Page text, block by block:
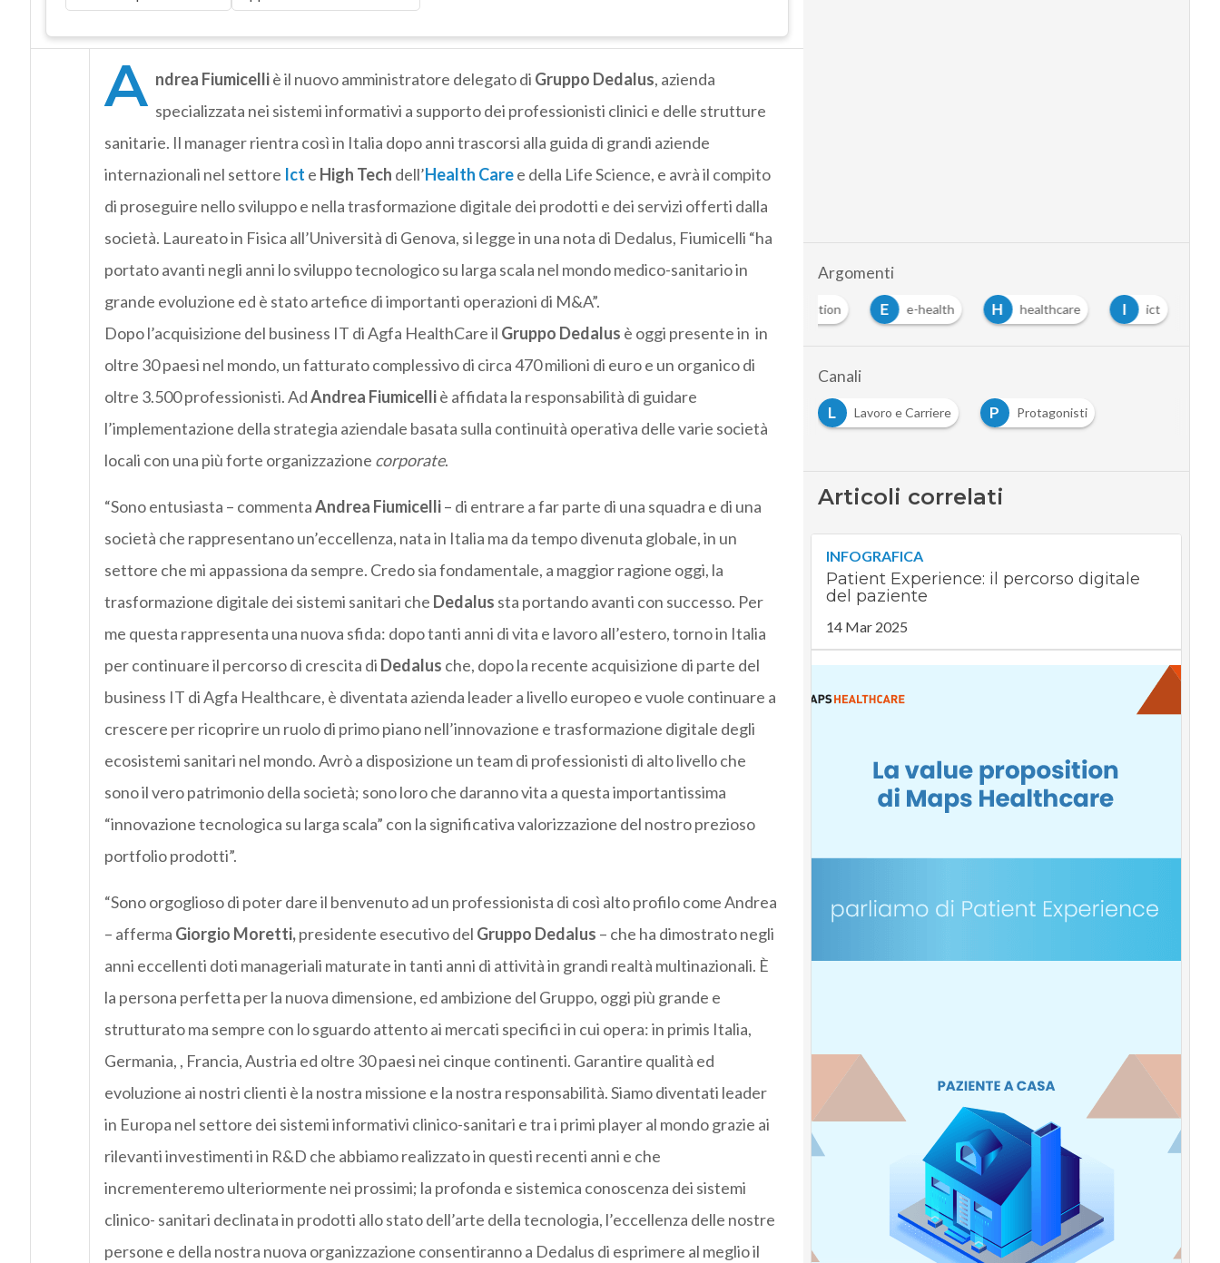
A ndrea Fiumicelliè il nuovo amministratore delegato di Gruppo Dedalus, azienda
specializzata nei sistemi informativi a supporto dei professionisti clinici e delle strutture
sanitarie. Il manager rientra così in Italia dopo anni trascorsi alla guida di grandi aziende
internazionali nel settore Ict e High Tech dell’Health Care e della Life Science, e avrà il compito
di proseguire nello sviluppo e nella trasformazione digitale dei prodotti e dei servizi offerti dalla
società. Laureato in Fisica all’Università di Genova, si legge in una nota di Dedalus, Fiumicelli “ha
portato avanti negli anni lo sviluppo tecnologico su larga scala nel mondo medico-sanitario in
grande evoluzione ed è stato artefice di importanti operazioni di M&A”.
Dopo l’acquisizione del business IT di Agfa HealthCare il Gruppo Dedalus è oggi presente in in
oltre 30 paesi nel mondo, un fatturato complessivo di circa 470 milioni di euro e un organico di
oltre 3.500 professionisti. AdAndrea Fiumicelliè affidata la responsabilità di guidare
l’implementazione della strategia aziendale basata sulla continuità operativa delle varie società
locali con una più forte organizzazione corporate.
“Sono entusiasta – commentaAndrea Fiumicelli– di entrare a far parte di una squadra e di una
società che rappresentano un’eccellenza, nata in Italia ma da tempo divenuta globale, in un
settore che mi appassiona da sempre. Credo sia fondamentale, a maggior ragione oggi, la
trasformazione digitale dei sistemi sanitari che Dedalus sta portando avanti con successo. Per
me questa rappresenta una nuova sfida: dopo tanti anni di vita e lavoro all’estero, torno in Italia
per continuare il percorso di crescita di Dedalus che, dopo la recente acquisizione di parte del
business IT di Agfa Healthcare, è diventata azienda leader a livello europeo e vuole continuare a
crescere per ricoprire un ruolo di primo piano nell’innovazione e trasformazione digitale degli
ecosistemi sanitari nel mondo. Avrò a disposizione un team di professionisti di alto livello che
sono il vero patrimonio della società; sono loro che daranno vita a questa importantissima
“innovazione tecnologica su larga scala” con la significativa valorizzazione del nostro prezioso
portfolio prodotti”.
“Sono orgoglioso di poter dare il benvenuto ad un professionista di così alto profilo come Andrea
– afferma Giorgio Moretti,presidente esecutivo del Gruppo Dedalus – che ha dimostrato negli
anni eccellenti doti manageriali maturate in tanti anni di attività in grandi realtà multinazionali. È
la persona perfetta per la nuova dimensione, ed ambizione del Gruppo, oggi più grande e
strutturato ma sempre con lo sguardo attento ai mercati specifici in cui opera: in primis Italia,
Germania, , Francia, Austria ed oltre 30 paesi nei cinque continenti. Garantire qualità ed
evoluzione ai nostri clienti è la nostra missione e la nostra responsabilità. Siamo diventati leader
in Europa nel settore dei sistemi informativi clinico-sanitari e tra i primi player al mondo grazie ai
rilevanti investimenti in R&D che abbiamo realizzato in questi recenti anni e che
incrementeremo ulteriormente nei prossimi; la profonda e sistemica conoscenza dei sistemi
clinico- sanitari declinata in prodotti allo stato dell’arte della tecnologia, l’eccellenza delle nostre
persone e della nostra nuova organizzazione consentiranno a Dedalus di esprimere al meglio il
Argomenti
Digital transformation E e-health H healthcare I ict
Canali
L
Lavoro e Carriere P Protagonisti
Articoli correlati
INFOGRAFICA
Patient Experience: il percorso digitale
del paziente
14 Mar 2025